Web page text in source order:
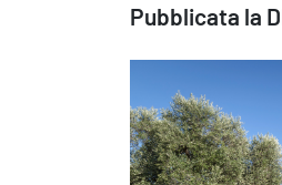
Pubblicata la